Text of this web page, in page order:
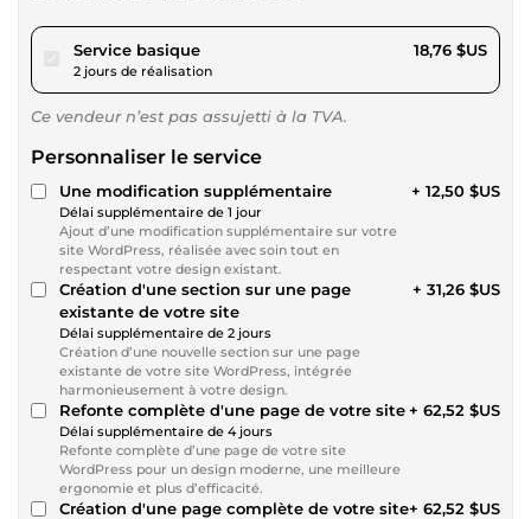
Service basiquepour 17,29 $US
2 jours de réalisation
18,76 $US
Ce vendeur n’est pas assujetti à la TVA.
Personnaliser le service
Une modification supplémentaire
Délai supplémentaire de 1 jour
Ajout d’une modification supplémentaire sur votre
site WordPress, réalisée avec soin tout en
respectant votre design existant.
+ 12,50 $US
Création d'une section sur une page
existante de votre site
Délai supplémentaire de 2 jours
Création d’une nouvelle section sur une page
existante de votre site WordPress, intégrée
harmonieusement à votre design.
+ 31,26 $US
Refonte complète d'une page de votre site
Délai supplémentaire de 4 jours
Refonte complète d’une page de votre site
WordPress pour un design moderne, une meilleure
ergonomie et plus d’efficacité.
+ 62,52 $US
Création d'une page complète de votre site+ 62,52 $US